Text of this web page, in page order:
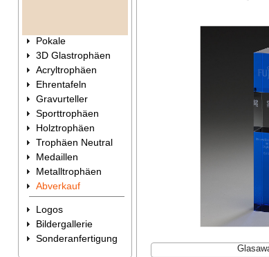
Pokale
3D Glastrophäen
Acryltrophäen
Ehrentafeln
Gravurteller
Sporttrophäen
Holztrophäen
Trophäen Neutral
Medaillen
Metalltrophäen
Abverkauf
Logos
Bildergallerie
Sonderanfertigung